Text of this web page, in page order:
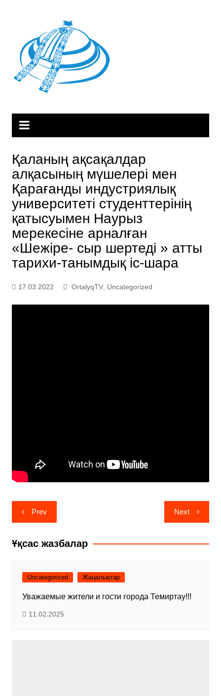
Қаланың ақсақалдар
алқасының мүшелері мен
Қарағанды индустриялық
университеті студенттерінің
қатысуымен Наурыз
мерекесіне арналған
«Шежіре- сыр шертеді » атты
тарихи-танымдық іс-шара
17.03.2022 OrtalyqTV, Uncategorized
Навигация
по
записям
Prev Next
Ұқсас жазбалар
Uncategorized Жаңалықтар
Уважаемые жители и гости города Темиртау!!!
11.02.2025